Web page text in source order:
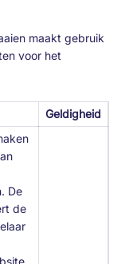
maakt gebruik
voor het
Geldigheid
De
de